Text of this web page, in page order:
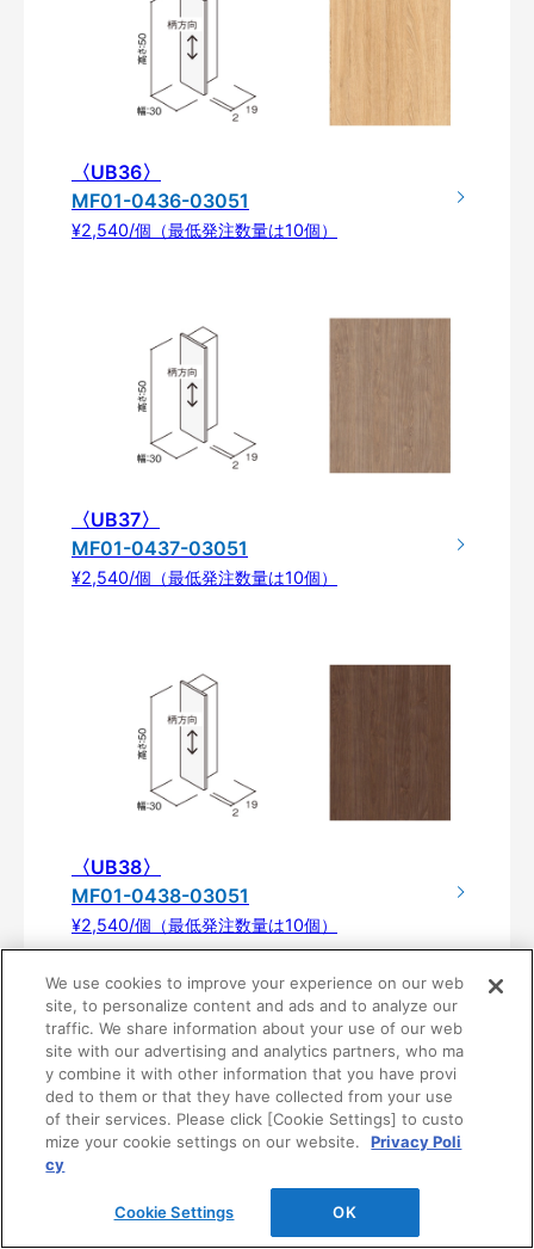
〈UB36〉
MF01-0436-03051
¥2,540/個（最低発注数量は10個）
〈UB37〉
MF01-0437-03051
¥2,540/個（最低発注数量は10個）
〈UB38〉
MF01-0438-03051
¥2,540/個（最低発注数量は10個）
製品仕様
We use cookies to improve your experience on our web
site, to personalize content and ads and to analyze our
traffic. We share information about your use of our web
site with our advertising and analytics partners, who ma
y combine it with other information that you have provi
ded to them or that they have collected from your use
of their services. Please click [Cookie Settings] to custo
mize your cookie settings on our website.
Privacy Poli
cy
Cookie Settings OK